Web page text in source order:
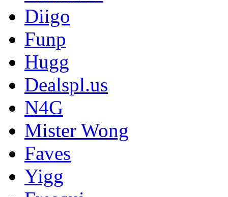
Diigo
Funp
Hugg
Dealspl.us
N4G
Mister Wong
Faves
Yigg